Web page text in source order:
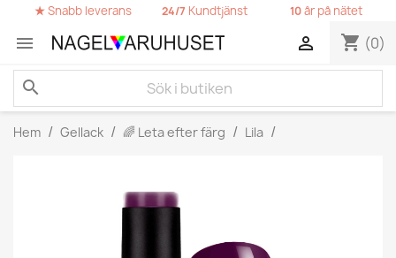
★Snabb leverans 24/7 Kundtjänst 10år på nätet
 shopping_cart (0)

search
Hem Gellack 🌈 Leta efter färg Lila